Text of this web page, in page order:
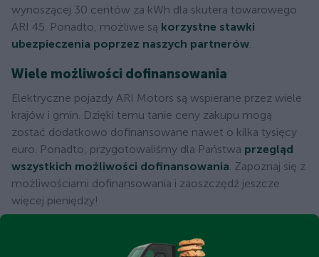
wynoszącej 30 centów za kWh dla skutera towarowego
ARI 45. Ponadto, możliwe są korzystne stawki
ubezpieczenia poprzez naszych partnerów
Wiele możliwości dofinansowania
Elektryczne pojazdy ARI Motors są wspierane przez wiele
krajów i gmin. Dzięki temu tanie ceny zakupu mogą
zostać dodatkowo dofinansowane nawet o kilka tysięcy
euro. Ponadto, przygotowaliśmy dla Państwa przegląd
wszystkich możliwości dofinansowania . Zapoznaj się z
możliwościami dofinansowania i zaoszczędź jeszcze
więcej pieniędzy!